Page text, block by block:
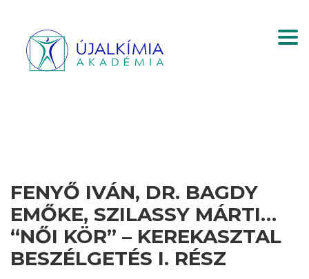
FENYŐ IVÁN, DR. BAGDY
EMŐKE, SZILASSY MÁRTI…
“NŐI KÖR” – KEREKASZTAL
BESZÉLGETÉS I. RÉSZ